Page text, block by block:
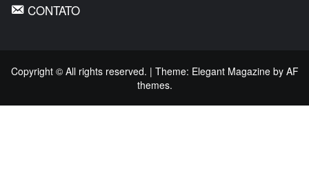
CONTATO
Copyright © All rights reserved. | Theme: Elegant Magazineby AF
themes.